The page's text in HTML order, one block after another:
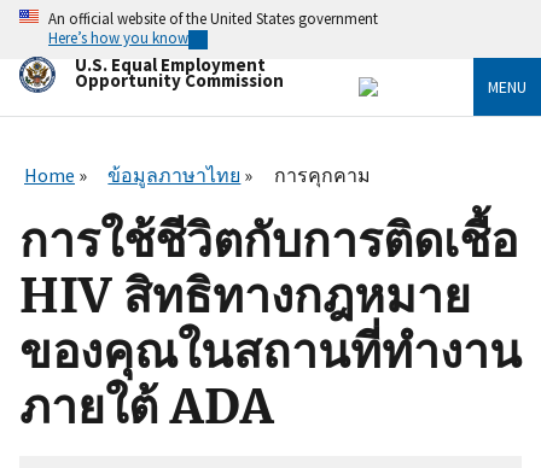
Skip
main
content
An official website of the United States government
Here’s how you know
U.S. Equal Employment
Opportunity Commission MENU
Home ข้อมูลภาษาไทย การคุกคาม
การใช้ชีวิตกับการติดเชื้อ
HIV สิทธิทางกฎหมาย
ของคุณในสถานที่ทำงาน
ภายใต้ ADA